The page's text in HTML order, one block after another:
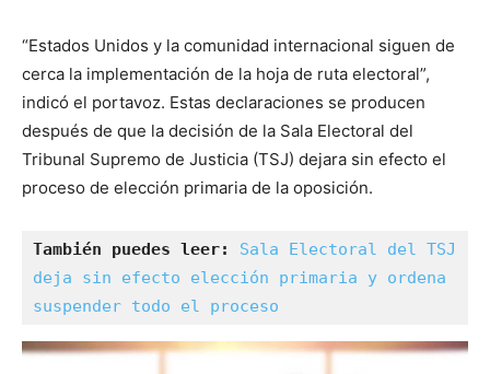
“Estados Unidos y la comunidad internacional siguen de
cerca la implementación de la hoja de ruta electoral”,
indicó el portavoz. Estas declaraciones se producen
después de que la decisión de la Sala Electoral del
Tribunal Supremo de Justicia (TSJ) dejara sin efecto el
proceso de elección primaria de la oposición.
También puedes leer:
Sala Electoral del TSJ
deja sin efecto elección primaria y ordena
suspender todo el proceso